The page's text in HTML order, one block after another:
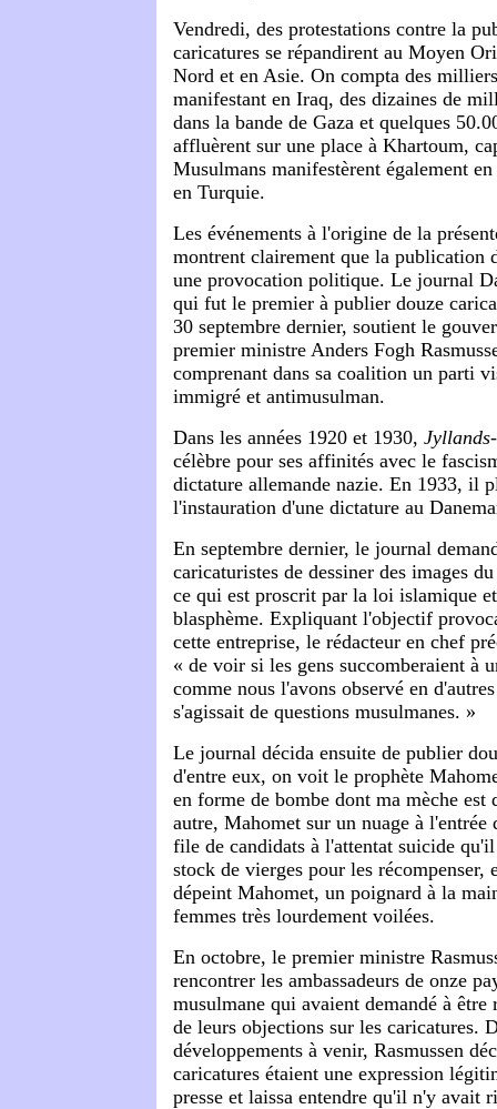
Vendredi, des protestations contre la
caricatures se répandirent au Moyen
Nord et en Asie. On compta des
manifestant en Iraq, des dizaines de
dans la bande de Gaza et quelques
affluèrent sur une place à Khartoum,
Musulmans manifestèrent également
en Turquie.
Les événements à l'origine de la
montrent clairement que la publication
une provocation politique. Le journal
qui fut le premier à publier douze
30 septembre dernier, soutient le
premier ministre Anders Fogh
comprenant dans sa coalition un parti
immigré et antimusulman.
Dans les années 1920 et 1930,
célèbre pour ses affinités avec le
dictature allemande nazie. En 1933, il
l'instauration d'une dictature au
En septembre dernier, le journal
caricaturistes de dessiner des images
ce qui est proscrit par la loi islamique
blasphème. Expliquant l'objectif
cette entreprise, le rédacteur en chef
« de voir si les gens succomberaient à
comme nous l'avons observé en
s'agissait de questions musulmanes. »
Le journal décida ensuite de publier
d'entre eux, on voit le prophète
en forme de bombe dont ma mèche est
autre, Mahomet sur un nuage à l'entrée
file de candidats à l'attentat suicide
stock de vierges pour les récompenser,
dépeint Mahomet, un poignard à la
femmes très lourdement voilées.
En octobre, le premier ministre
rencontrer les ambassadeurs de onze
musulmane qui avaient demandé à être
de leurs objections sur les caricatures.
développements à venir, Rasmussen
caricatures étaient une expression
presse et laissa entendre qu'il n'y avait